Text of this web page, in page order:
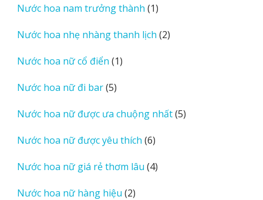
phẩm
Nước hoa nam trưởng thành 11
phẩm
Nước hoa nhẹ nhàng thanh lịch 22
Nước hoa nữ cổ điển 11
Nước hoa nữ đi bar 55
phẩm
Nước hoa nữ được ưa chuộng nhất 55
Nước hoa nữ được yêu thích 66
phẩm
Nước hoa nữ giá rẻ thơm lâu 44
Nước hoa nữ hàng hiệu 22